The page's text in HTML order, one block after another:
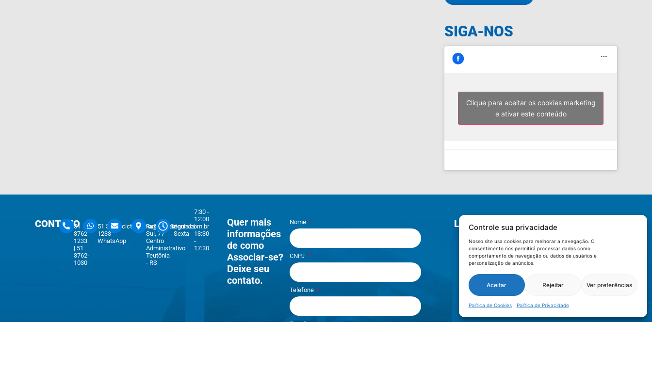
Controle sua privacidade
Nosso site usa cookies para melhorar a navegação. O
consentimento nos permitirá processar dados como
comportamento de navegação ou dados de usuários e
personalização de anúncios.
Aceitar Rejeitar Ver preferências
Política de Cookies Política de Privacidade
SIGA-NOS
Clique para aceitar os cookies marketing
e ativar este conteúdo
CONTATO
51
3762-
1233
| 51
3762-
1030
51 3762-
1233
WhatsApp
cicteutonia@cicteutonia.com.br
Rua Um
Sul, 77 -
Centro
Administrativo
Teutônia
- RS
Segunda
- Sexta
7:30 -
12:00
|
13:30
-
17:30
Quer mais
informações
de como
Associar-se?
Deixe seu
contato.
Nome
CNPJ
Telefone
E-mail
LOCALIZAÇÃO